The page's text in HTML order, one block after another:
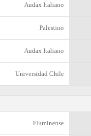
Audax Italiano
Palestino
Audax Italiano
Universidad Chile
Fluminense